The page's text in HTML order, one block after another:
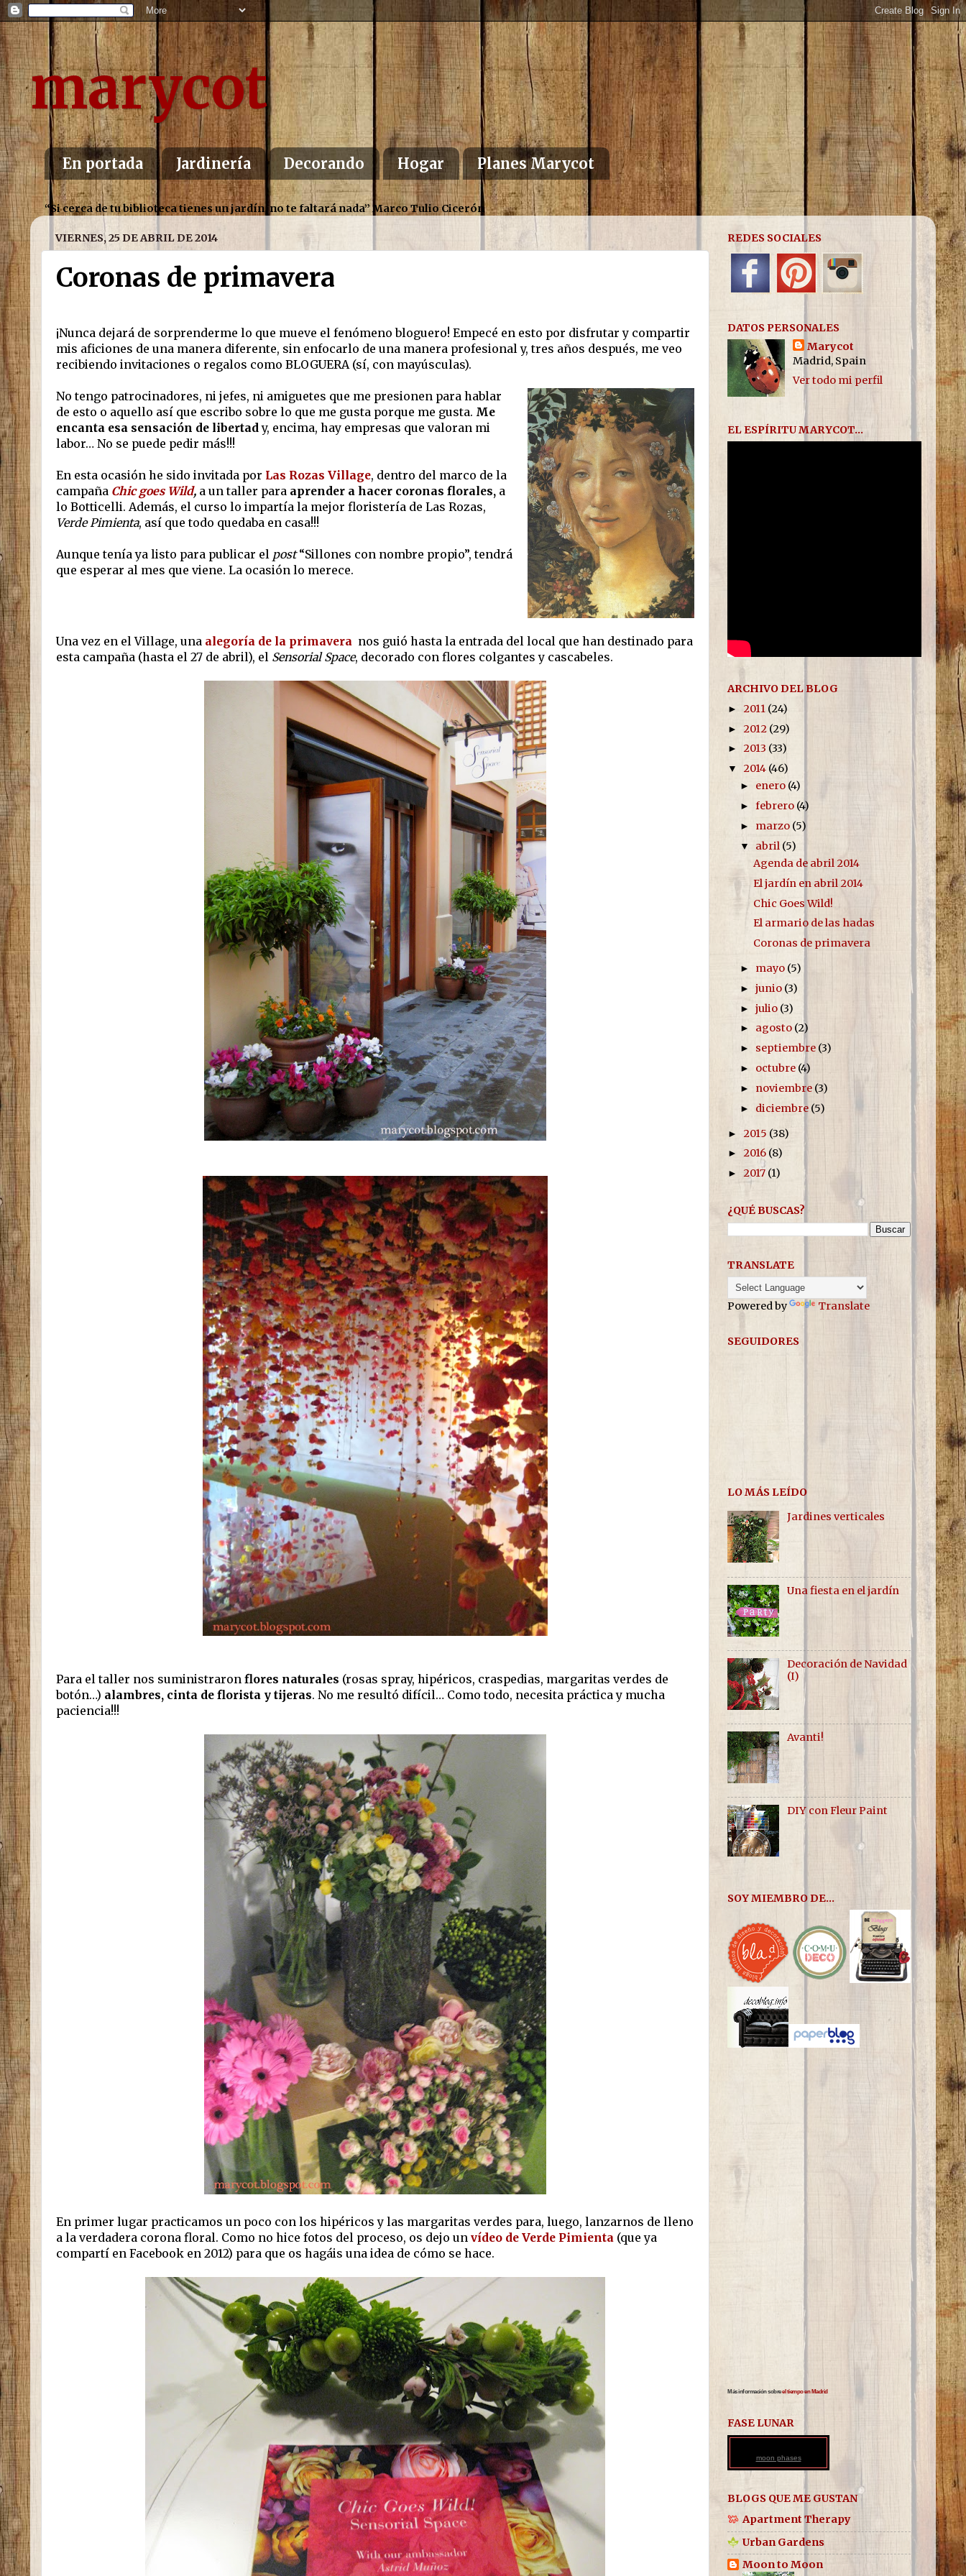
marycot
En portada Jardinería Decorando Hogar Planes Marycot
“Si cerca de tu biblioteca tienes un jardín, no te faltará nada” Marco Tulio Cicerón
VIERNES, 25 DE ABRIL DE 2014
Coronas de primavera
¡Nunca dejará de sorprenderme lo que mueve el fenómeno bloguero! Empecé en esto por disfrutar y compartir
mis aficiones de una manera diferente, sin enfocarlo de una manera profesional y, tres años después, me veo
recibiendo invitaciones o regalos como BLOGUERA (sí, con mayúsculas).
No tengo patrocinadores, ni jefes, ni amiguetes que me presionen para hablar
de esto o aquello así que escribo sobre lo que me gusta porque me gusta. Me
encanta esa sensación de libertady, encima, hay empresas que valoran mi
labor… No se puede pedir más!!!
En esta ocasión he sido invitada por Las Rozas Village, dentro del marco de la
campaña Chic goes Wild, a un taller para aprender a hacer coronas florales, a
lo Botticelli. Además, el curso lo impartía la mejor floristería de Las Rozas,
Verde Pimienta, así que todo quedaba en casa!!!
Aunque tenía ya listo para publicar el post“Sillones con nombre propio”, tendrá
que esperar al mes que viene. La ocasión lo merece.
Una vez en el Village, una alegoría de la primavera nos guió hasta la entrada del local que han destinado para
esta campaña (hasta el 27 de abril), el Sensorial Space, decorado con flores colgantes y cascabeles.
Para el taller nos suministraron flores naturales (rosas spray, hipéricos, craspedias, margaritas verdes de
botón…) alambres, cinta de florista y tijeras. No me resultó difícil… Como todo, necesita práctica y mucha
paciencia!!!
En primer lugar practicamos un poco con los hipéricos y las margaritas verdes para, luego, lanzarnos de lleno
a la verdadera corona floral. Como no hice fotos del proceso, os dejo un vídeo de Verde Pimienta (que ya
compartí en Facebook en 2012) para que os hagáis una idea de cómo se hace.
REDES SOCIALES
DATOS PERSONALES
Marycot
Madrid, Spain
Ver todo mi perfil
EL ESPÍRITU MARYCOT...
ARCHIVO DEL BLOG
► 2011 (24)
► 2012 (29)
► 2013 (33)
▼ 2014 (46)
► enero (4)
►febrero (4)
► marzo (5)
▼ abril (5)
Agenda de abril 2014
El jardín en abril 2014
Chic Goes Wild!
El armario de las hadas
Coronas de primavera
► mayo (5)
►junio (3)
►julio (3)
► agosto (2)
► septiembre (3)
► octubre (4)
► noviembre (3)
► diciembre (5)
► 2015 (38)
► 2016 (8)
► 2017 (1)
¿QUÉ BUSCAS?
TRANSLATE
Powered by Translate
SEGUIDORES
LO MÁS LEÍDO
Jardines verticales
Una fiesta en el jardín
Decoración de Navidad
(I)
Avanti!
DIY con Fleur Paint
SOY MIEMBRO DE...
Más información sobreel tiempo en Madrid
FASE LUNAR
moon phases
BLOGS QUE ME GUSTAN
Apartment Therapy
Urban Gardens
Moon to Moon